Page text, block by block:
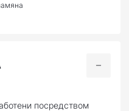
посредством